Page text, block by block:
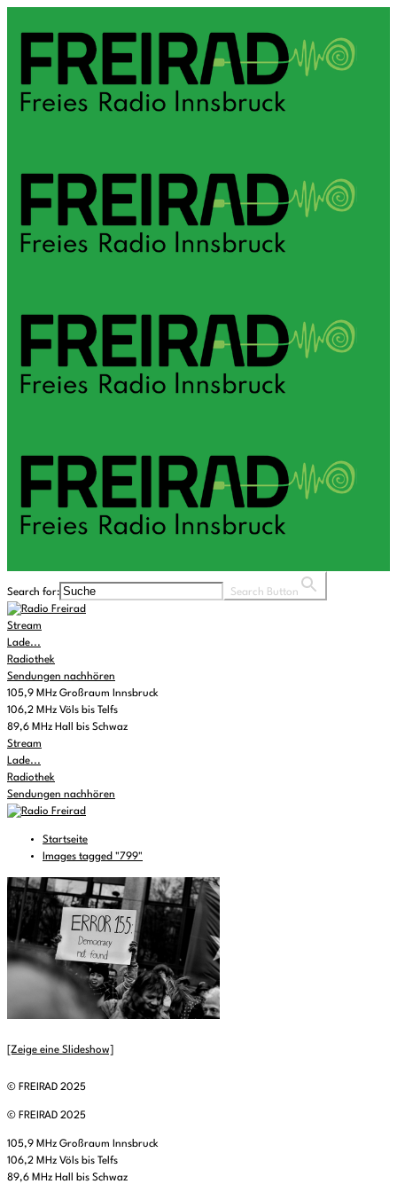
Search for: Search Button
Stream
Lade...
Radiothek
Sendungen nachhören
105,9 MHz Großraum Innsbruck
106,2 MHz Völs bis Telfs
89,6 MHz Hall bis Schwaz
Stream
Lade...
Radiothek
Sendungen nachhören
Startseite
Images tagged "799"
[Zeige eine Slideshow]
© FREIRAD 2025
© FREIRAD 2025
105,9 MHz Großraum Innsbruck
106,2 MHz Völs bis Telfs
89,6 MHz Hall bis Schwaz